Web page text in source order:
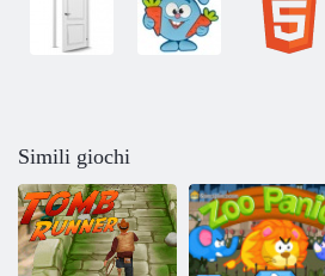
Simili giochi